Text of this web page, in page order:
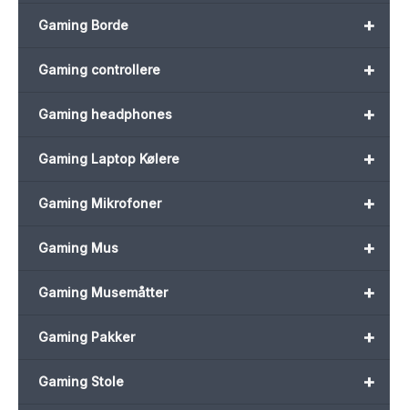
+
Gaming Borde
+
Gaming controllere
+
Gaming headphones
+
Gaming Laptop Kølere
+
Gaming Mikrofoner
+
Gaming Mus
+
Gaming Musemåtter
+
Gaming Pakker
+
Gaming Stole